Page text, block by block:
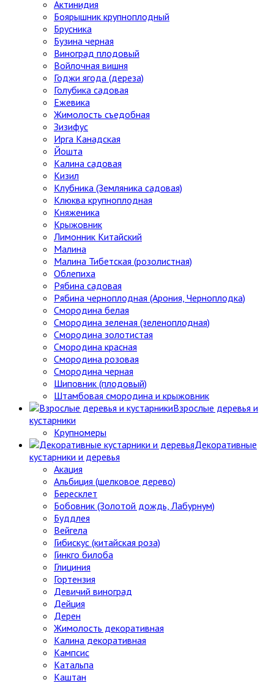
Актинидия
Боярышник крупноплодный
Брусника
Бузина черная
Виноград плодовый
Войлочная вишня
Годжи ягода (дереза)
Голубика садовая
Ежевика
Жимолость съедобная
Зизифус
Ирга Канадская
Йошта
Калина садовая
Кизил
Клубника (Земляника садовая)
Клюква крупноплодная
Княженика
Крыжовник
Лимонник Китайский
Малина
Малина Тибетская (розолистная)
Облепиха
Рябина садовая
Рябина черноплодная (Арония, Черноплодка)
Смородина белая
Смородина зеленая (зеленоплодная)
Смородина золотистая
Смородина красная
Смородина розовая
Смородина черная
Шиповник (плодовый)
Штамбовая смородина и крыжовник
Взрослые деревья и
кустарники
Крупномеры
Декоративные
кустарники и деревья
Акация
Альбиция (шелковое дерево)
Бересклет
Бобовник (Золотой дождь, Лабурнум)
Буддлея
Вейгела
Гибискус (китайская роза)
Гинкго билоба
Глициния
Гортензия
Девичий виноград
Дейция
Дерен
Жимолость декоративная
Калина декоративная
Кампсис
Катальпа
Каштан